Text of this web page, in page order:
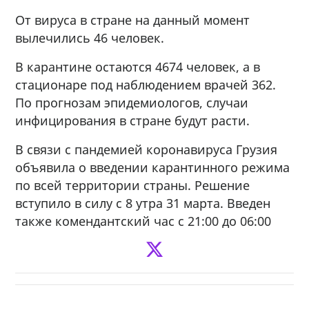
От вируса в стране на данный момент
вылечились 46 человек.
В карантине остаются 4674 человек, а в
стационаре под наблюдением врачей 362.
По прогнозам эпидемиологов, случаи
инфицирования в стране будут расти.
В связи с пандемией коронавируса Грузия
объявила о введении карантинного режима
по всей территории страны. Решение
вступило в силу с 8 утра 31 марта. Введен
также комендантский час с 21:00 до 06:00